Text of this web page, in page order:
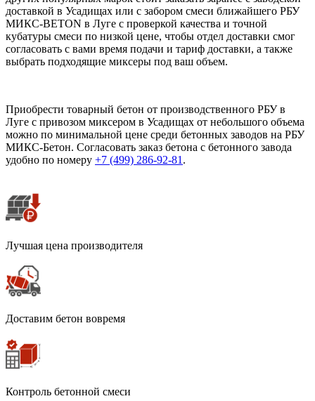
доставкой в Усадищах или с забором смеси ближайшего РБУ
МИКС-BETON в Луге с проверкой качества и точной
кубатуры смеси по низкой цене, чтобы отдел доставки смог
согласовать с вами время подачи и тариф доставки, а также
выбрать подходящие миксеры под ваш объем.
Приобрести товарный бетон от производственного РБУ в
Луге с привозом миксером в Усадищах от небольшого объема
можно по минимальной цене среди бетонных заводов на РБУ
МИКС-Бетон. Согласовать заказ бетона с бетонного завода
удобно по номеру +7 (499) 286-92-81 .
Лучшая цена производителя
Доставим бетон вовремя
Контроль бетонной смеси